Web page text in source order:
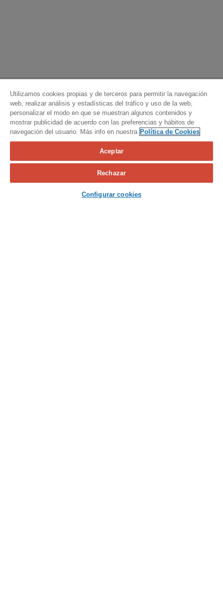
Calcula tu seguro
Contacta con nosotros
Utilizamos cookies propias y de terceros para permitir la navegación
web, realizar análisis y estadísticas del tráfico y uso de la web,
personalizar el modo en que se muestran algunos contenidos y
mostrar publicidad de acuerdo con las preferencias y hábitos de
navegación del usuario. Más info en nuestra Política de Cookies
Aceptar
Rechazar
Configurar cookies